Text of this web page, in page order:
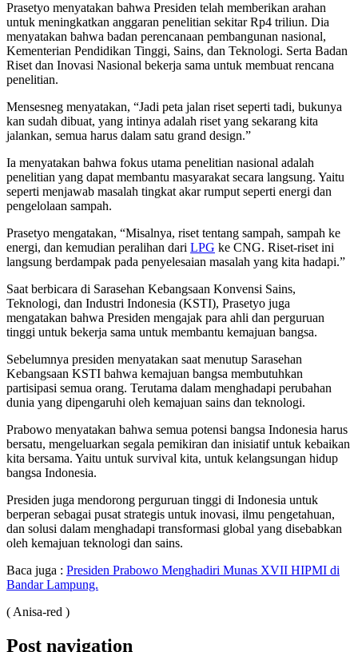
Prasetyo menyatakan bahwa Presiden telah memberikan arahan
untuk meningkatkan anggaran penelitian sekitar Rp4 triliun. Dia
menyatakan bahwa badan perencanaan pembangunan nasional,
Kementerian Pendidikan Tinggi, Sains, dan Teknologi. Serta Badan
Riset dan Inovasi Nasional bekerja sama untuk membuat rencana
penelitian.
Mensesneg menyatakan, “Jadi peta jalan riset seperti tadi, bukunya
kan sudah dibuat, yang intinya adalah riset yang sekarang kita
jalankan, semua harus dalam satu grand design.”
Ia menyatakan bahwa fokus utama penelitian nasional adalah
penelitian yang dapat membantu masyarakat secara langsung. Yaitu
seperti menjawab masalah tingkat akar rumput seperti energi dan
pengelolaan sampah.
Prasetyo mengatakan, “Misalnya, riset tentang sampah, sampah ke
energi, dan kemudian peralihan dari LPG ke CNG. Riset-riset ini
langsung berdampak pada penyelesaian masalah yang kita hadapi.”
Saat berbicara di Sarasehan Kebangsaan Konvensi Sains,
Teknologi, dan Industri Indonesia (KSTI), Prasetyo juga
mengatakan bahwa Presiden mengajak para ahli dan perguruan
tinggi untuk bekerja sama untuk membantu kemajuan bangsa.
Sebelumnya presiden menyatakan saat menutup Sarasehan
Kebangsaan KSTI bahwa kemajuan bangsa membutuhkan
partisipasi semua orang. Terutama dalam menghadapi perubahan
dunia yang dipengaruhi oleh kemajuan sains dan teknologi.
Prabowo menyatakan bahwa semua potensi bangsa Indonesia harus
bersatu, mengeluarkan segala pemikiran dan inisiatif untuk kebaikan
kita bersama. Yaitu untuk survival kita, untuk kelangsungan hidup
bangsa Indonesia.
Presiden juga mendorong perguruan tinggi di Indonesia untuk
berperan sebagai pusat strategis untuk inovasi, ilmu pengetahuan,
dan solusi dalam menghadapi transformasi global yang disebabkan
oleh kemajuan teknologi dan sains.
Baca juga : Presiden Prabowo Menghadiri Munas XVII HIPMI di
Bandar Lampung.
( Anisa-red )
Post navigation